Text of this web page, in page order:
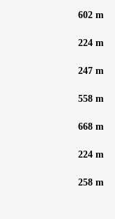
602 m
224 m
247 m
558 m
668 m
224 m
258 m